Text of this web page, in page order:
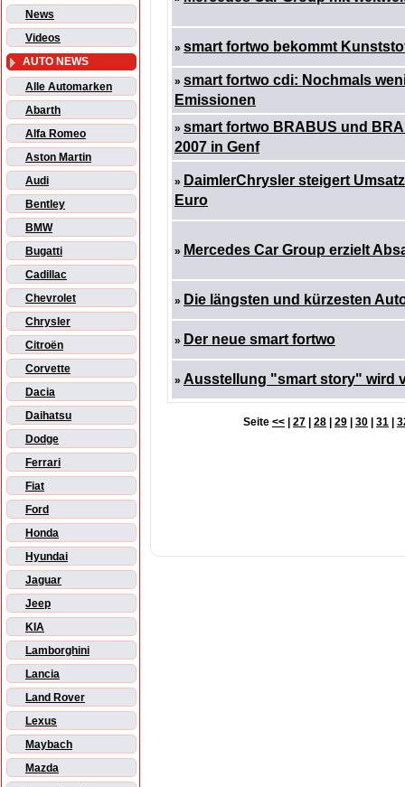
News
Videos
AUTO NEWS
Alle Automarken
Abarth
Alfa Romeo
Aston Martin
Audi
Bentley
BMW
Bugatti
Cadillac
Chevrolet
Chrysler
Citroën
Corvette
Dacia
Daihatsu
Dodge
Ferrari
Fiat
Ford
Honda
Hyundai
Jaguar
Jeep
KIA
Lamborghini
Lancia
Land Rover
Lexus
Maybach
Mazda
» smart fortwo bekommt
» smart fortwo cdi: Nochmals
Emissionen
» smart fortwo BRABUS und
2007 in Genf
» DaimlerChrysler steigert
Euro
» Mercedes Car Group erzielt
» Die längsten und kürzesten
» Der neue smart fortwo
» Ausstellung "smart story" wird
Seite << 27 28 29 30 31